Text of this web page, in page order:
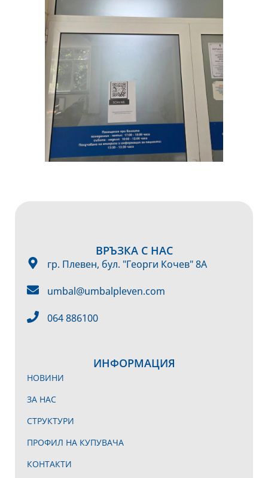
ИНФОРМАЦИЯ
НОВИНИ
ЗА НАС
СТРУКТУРИ
ПРОФИЛ НА КУПУВАЧА
КОНТАКТИ
ВРЪЗКА С НАС
гр. Плевен, бул. "Георги Кочев" 8А
umbal@umbalpleven.com
064 886100